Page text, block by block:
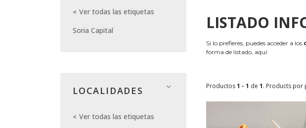
Ver todas las etiquetas
Soria Capital
LOCALIDADES
Ver todas las etiquetas
LISTADO
Si lo prefieres, puedes acceder a los
forma de listado, aquí:
Productos1 - 1 de 1. Products por